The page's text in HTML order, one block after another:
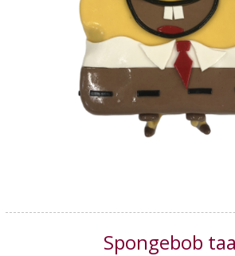
Spongebob